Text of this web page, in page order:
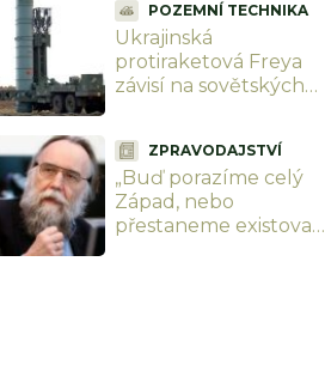
ztrátyPOZEMNÍ TECHNIKA
Ukrajinská
protiraketová Freya
závisí na sovětských
proč to nemůže
fungovat
ZPRAVODAJSTVÍ
„Buď porazíme celý
Západ, nebo
přestaneme existovat.“